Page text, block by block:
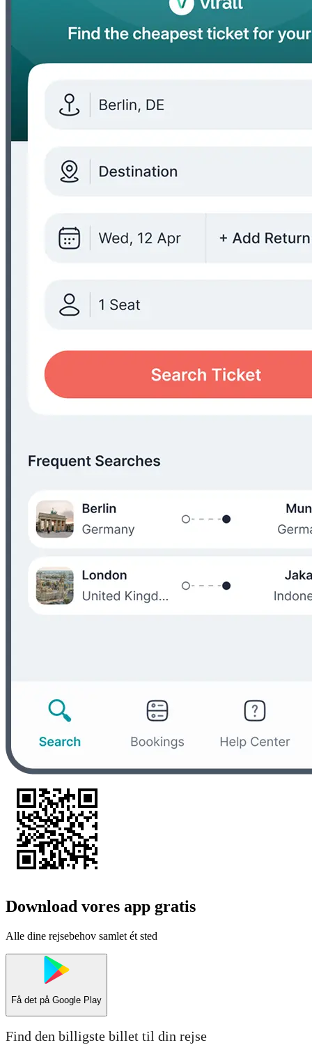
Download vores app gratis
Alle dine rejsebehov samlet ét sted
Få det på Google Play
Find den billigste billet til din rejse